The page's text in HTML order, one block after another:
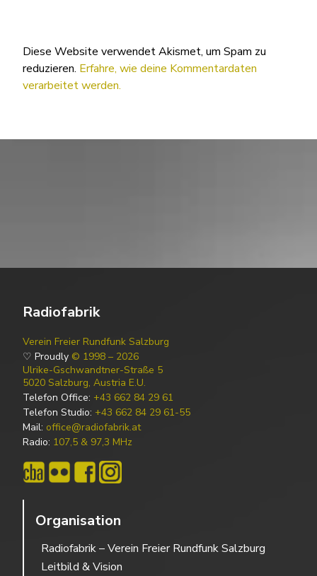
Diese Website verwendet Akismet, um Spam zu
reduzieren. Erfahre, wie deine Kommentardaten
verarbeitet werden.
Radiofabrik
Verein Freier Rundfunk Salzburg
♡ Proudly © 1998 – 2026
Ulrike-Gschwandtner-Straße 5
5020 Salzburg, Austria E.U.
Telefon Office: +43 662 84 29 61
Telefon Studio: +43 662 84 29 61-55
Mail: office@radiofabrik.at
Radio: 107,5 & 97,3 MHz
Organisation
Radiofabrik – Verein Freier Rundfunk Salzburg
Leitbild & Vision